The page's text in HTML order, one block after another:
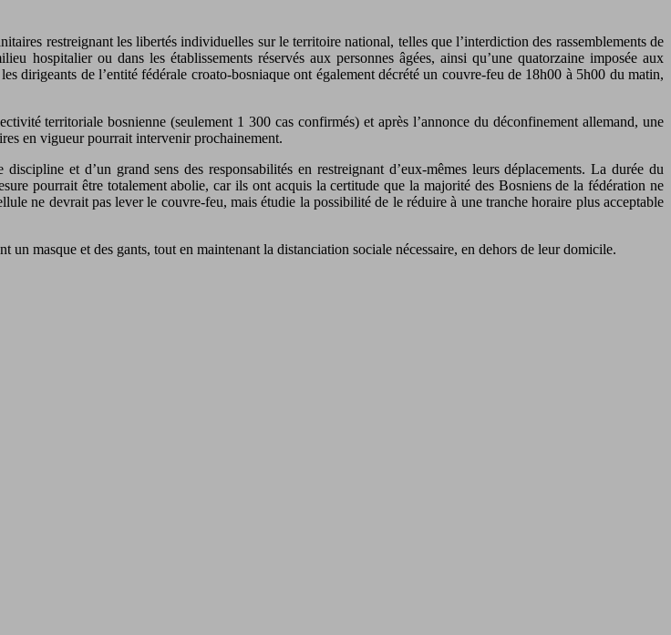
restreignant les libertés individuelles sur le territoire national, telles que l’interdiction des rassemblements de
hospitalier ou dans les établissements réservés aux personnes âgées, ainsi qu’une quatorzaine imposée aux
dirigeants de l’entité fédérale croato-bosniaque ont également décrété un couvre-feu de 18h00 à 5h00 du matin,
territoriale bosnienne (seulement 1 300 cas confirmés) et après l’annonce du déconfinement allemand, une
en vigueur pourrait intervenir prochainement.
et d’un grand sens des responsabilités en restreignant d’eux-mêmes leurs déplacements. La durée du
pourrait être totalement abolie, car ils ont acquis la certitude que la majorité des Bosniens de la fédération ne
ne devrait pas lever le couvre-feu, mais étudie la possibilité de le réduire à une tranche horaire plus acceptable
masque et des gants, tout en maintenant la distanciation sociale nécessaire, en dehors de leur domicile.